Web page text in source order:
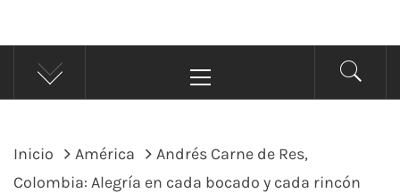
principal
Inicio América
Andrés Carne de Res,
Colombia: Alegría en cada bocado y cada rincón